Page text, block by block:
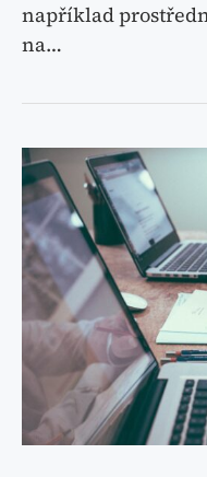
například
na…